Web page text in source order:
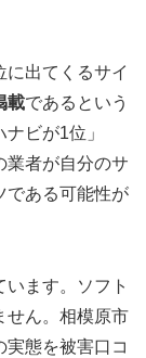
に出てくるサイ
載であるという
ビが1位」
業者が自分のサ
である可能性が
ます。ソフト
せん。相模原市
態を被害口コ